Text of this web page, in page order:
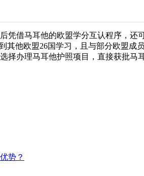
凭借马耳他的欧盟学分互认程序，
其他欧盟26国学习，且与部分欧盟
择办理马耳他护照项目，直接获批
势？